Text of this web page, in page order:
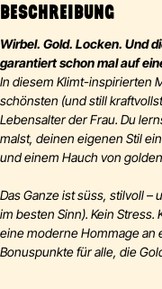
BESCHREIBUNG
Wirbel. Gold. Locken. Und
garantiert schon mal auf
In diesem Klimt-inspirierten
schönsten (und still
Lebensalter der Frau. Du
malst, deinen eigenen Stil
und einem Hauch von
Das Ganze ist süss, stilvoll –
im besten Sinn). Kein Stress.
eine moderne Hommage an
Bonuspunkte für alle, die